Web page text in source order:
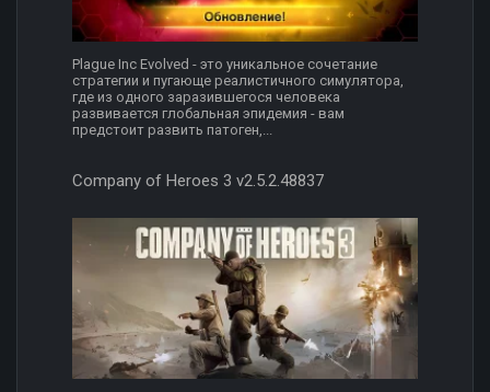
Plague Inc Evolved - это уникальное сочетание
стратегии и пугающе реалистичного симулятора,
где из одного заразившегося человека
развивается глобальная эпидемия - вам
предстоит развить патоген,...
Company of Heroes 3 v2.5.2.48837